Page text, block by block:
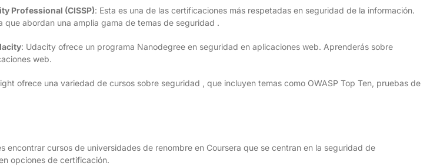
Professional (CISSP): Esta es una de las certificaciones más respetadas en seguridad de la información.
abordan una amplia gama de temas de seguridad .
: Udacity ofrece un programa Nanodegree en seguridad en aplicaciones web. Aprenderás sobre
web.
ofrece una variedad de cursos sobre seguridad , que incluyen temas como OWASP Top Ten, pruebas de
encontrar cursos de universidades de renombre en Coursera que se centran en la seguridad de
opciones de certificación.